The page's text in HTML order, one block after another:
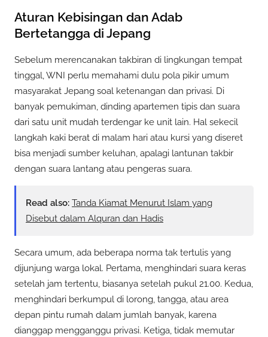
Aturan Kebisingan dan Adab
Bertetangga di Jepang
Sebelum merencanakan takbiran di lingkungan tempat
tinggal, WNI perlu memahami dulu pola pikir umum
masyarakat Jepang soal ketenangan dan privasi. Di
banyak pemukiman, dinding apartemen tipis dan suara
dari satu unit mudah terdengar ke unit lain. Hal sekecil
langkah kaki berat di malam hari atau kursi yang diseret
bisa menjadi sumber keluhan, apalagi lantunan takbir
dengan suara lantang atau pengeras suara.
Read also: Tanda Kiamat Menurut Islam yang
Disebut dalam Alquran dan Hadis
Secara umum, ada beberapa norma tak tertulis yang
dijunjung warga lokal. Pertama, menghindari suara keras
setelah jam tertentu, biasanya setelah pukul 21.00. Kedua,
menghindari berkumpul di lorong, tangga, atau area
depan pintu rumah dalam jumlah banyak, karena
dianggap mengganggu privasi. Ketiga, tidak memutar